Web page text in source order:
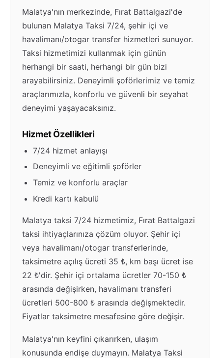
Malatya'nın merkezinde, Fırat Battalgazi'de
bulunan Malatya Taksi 7/24, şehir içi ve
havalimanı/otogar transfer hizmetleri sunuyor.
Taksi hizmetimizi kullanmak için günün
herhangi bir saati, herhangi bir gün bizi
arayabilirsiniz. Deneyimli şoförlerimiz ve temiz
araçlarımızla, konforlu ve güvenli bir seyahat
deneyimi yaşayacaksınız.
Hizmet Özellikleri
7/24 hizmet anlayışı
Deneyimli ve eğitimli şoförler
Temiz ve konforlu araçlar
Kredi kartı kabulü
Malatya taksi 7/24 hizmetimiz, Fırat Battalgazi
taksi ihtiyaçlarınıza çözüm oluyor. Şehir içi
veya havalimanı/otogar transferlerinde,
taksimetre açılış ücreti 35 ₺, km başı ücret ise
22 ₺'dir. Şehir içi ortalama ücretler 70-150 ₺
arasında değişirken, havalimanı transferi
ücretleri 500-800 ₺ arasında değişmektedir.
Fiyatlar taksimetre mesafesine göre değişir.
Malatya'nın keyfini çıkarırken, ulaşım
konusunda endişe duymayın. Malatya Taksi